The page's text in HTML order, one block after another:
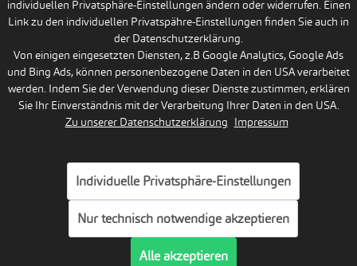
individuellen Privatsphäre-Einstellungen ändern oder widerrufen. Einen
Link zu den individuellen Privatspähre-Einstellungen finden Sie auch in
der Datenschutzerklärung.
Von einigen eingesetzten Diensten, z.B Google Analytics, Google Ads
und Bing Ads, können personenbezogene Daten in den USA verarbeitet
werden. Indem Sie der Verwendung dieser Dienste zustimmen, erklären
Sie Ihr Einverständnis mit der Verarbeitung Ihrer Daten in den USA.
Zu unserer Datenschutzerklärung Impressum
Individuelle Privatsphäre-Einstellungen
Nur technisch notwendige akzeptieren
Alle akzeptieren